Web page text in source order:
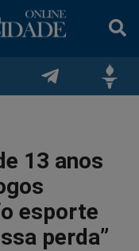
no
Telegram
no
Gettr
13 anos
esporte
perda”